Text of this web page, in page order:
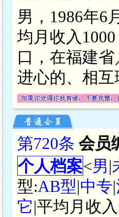
男，1986年6
均月收入
口，在福建
进心的、相
第720条 会员
个人档案<男|
型:AB型|中专|
它|平均月收